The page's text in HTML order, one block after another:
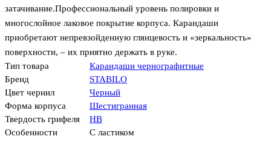
затачивание.Профессиональный уровень полировки и
многослойное лаковое покрытие корпуса. Карандаши
приобретают непревзойденную глянцевость и «зеркальность»
поверхности, – их приятно держать в руке.
Тип товара
Карандаши чернографитные
Бренд
STABILO
Цвет чернил
Черный
Форма корпуса
Шестигранная
Твердость грифеля
HB
Особенности
С ластиком